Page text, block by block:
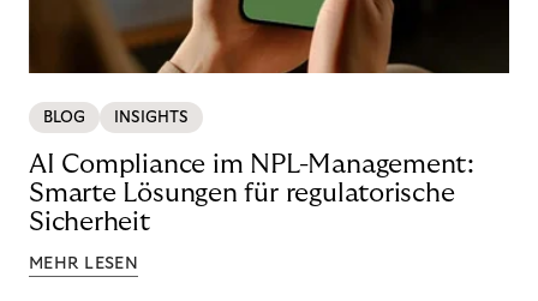
BLOG INSIGHTS
AI Compliance im NPL-Management:
Smarte Lösungen für regulatorische
Sicherheit
MEHR LESEN